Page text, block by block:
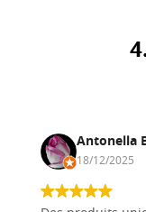
Antonella
18/12/2025